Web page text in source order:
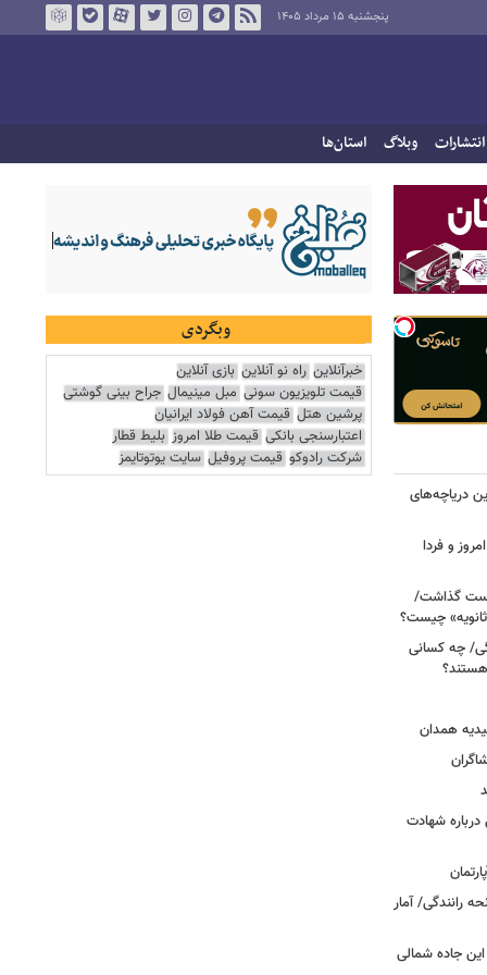
پنجشنبه ۱۵ مرداد ۱۴۰۵
انتشارات وبلاگ استان‌ها
بهترین دریاچه‌های
و فردا
روی دست گذاشت/
چیست؟
چه کسانی
هستند؟
همدان
شهادت
رانندگی/ آمار
جاده شمالی
وبگردی
خبرآنلاین راه نو آنلاین بازی آنلاین
قیمت تلویزیون سونی مبل مینیمال جراح بینی گوشتی
پرشین هتل قیمت آهن فولاد ایرانیان
اعتبارسنجی بانکی قیمت طلا امروز بلیط قطار
شرکت رادوکو قیمت پروفیل سایت یوتوتایمز